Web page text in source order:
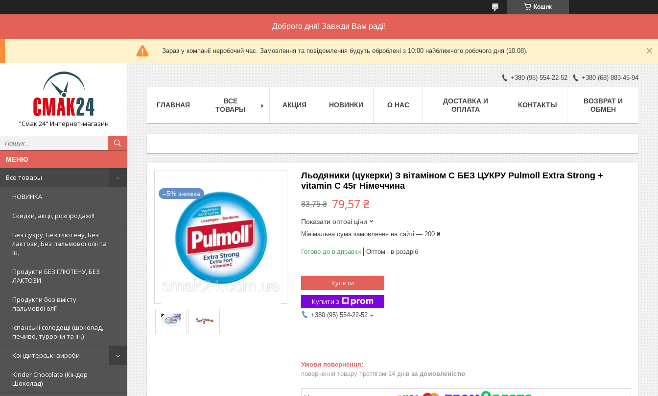
Кошик
Доброго дня! Завжди Вам раді!
Зараз у компанії неробочий час. Замовлення та повідомлення будуть оброблені з 10:00 найближчого робочого дня (10.08).
"Смак 24" Интернет-магазин
Все товары
НОВИНКА
Скидки, акції, розпродажі!!
Без цукру, Без глютену, Без
лактози, Без пальмової олії та
ін.
Продукти БЕЗ ГЛЮТЕНУ, БЕЗ
ЛАКТОЗИ
Продукти без вмісту
пальмової олії
Іспанські солодощі (шоколад,
печиво, туррони та ін.)
Кондитерські вироби
Kinder Chocolate (Кіндер
Шоколад)
+380 (95) 554-22-52 +380 (68) 883-45-94
ГЛАВНАЯ
ВСЕ
ТОВАРЫ
АКЦИЯ НОВИНКИ О НАС
ДОСТАВКА И
ОПЛАТА
КОНТАКТЫ
ВОЗВРАТ И
ОБМЕН
–5%
Льодяники (цукерки) З вітаміном С БЕЗ ЦУКРУ Pulmoll Extra Strong +
vitamin C 45г Німеччина
83,75 ₴ 79,57 ₴
Показати оптові ціни
Мінімальна сума замовлення на сайті — 200 ₴
Готово до відправки Оптом і в роздріб
Купити
Купити з
+380 (95) 554-22-52
повернення товару протягом 14 днів за домовленістю